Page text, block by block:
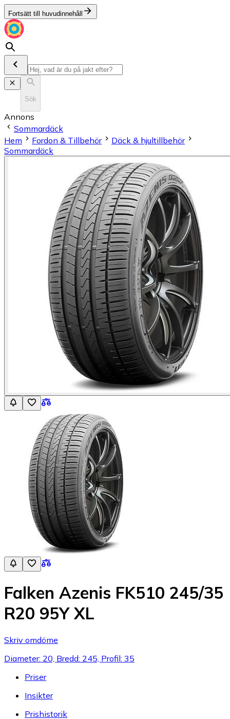
Fortsätt till huvudinnehåll
Sök
Annons
Sommardäck
Hem
Fordon & Tillbehör
Däck & hjultillbehör
Sommardäck
Falken Azenis FK510 245/35
R20 95Y XL
Skriv omdöme
Diameter: 20, Bredd: 245, Profil: 35
Priser
Insikter
Prishistorik